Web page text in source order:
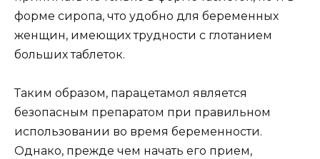
форме сиропа, что удобно для беременных
женщин, имеющих трудности с глотанием
больших таблеток.
Таким образом, парацетамол является
безопасным препаратом при правильном
использовании во время беременности.
Однако, прежде чем начать его прием,